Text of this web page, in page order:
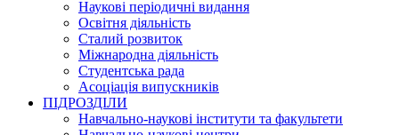
Наукові періодичні видання
Освітня діяльність
Сталий розвиток
Міжнародна діяльність
Студентська рада
Асоціація випускників
ПІДРОЗДІЛИ
Навчально-наукові інститути та факультети